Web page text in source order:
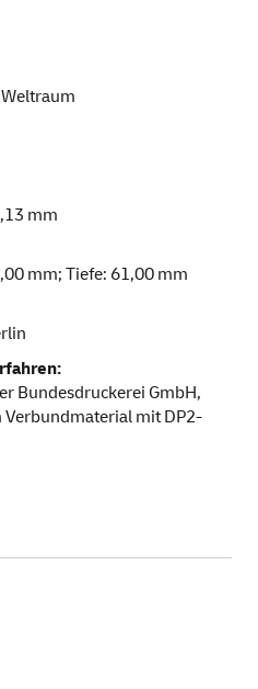
mm
mm; Tiefe: 61,00 mm
Bundesdruckerei GmbH,
mit DP2-